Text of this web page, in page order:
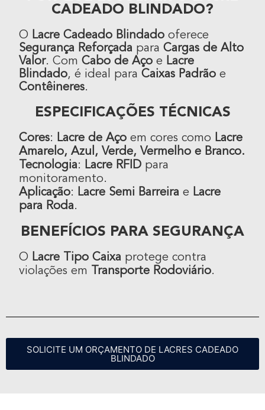
CADEADO BLINDADO?
O Lacre Cadeado Blindado oferece
Segurança Reforçada para Cargas de Alto
Valor. Com Cabo de Aço e Lacre
Blindado, é ideal para Caixas Padrão e
Contêineres.
ESPECIFICAÇÕES TÉCNICAS
Cores: Lacre de Aço em cores como Lacre
Amarelo, Azul, Verde, Vermelho e Branco.
Tecnologia: Lacre RFID para
monitoramento.
Aplicação: Lacre Semi Barreira e Lacre
para Roda.
BENEFÍCIOS PARA SEGURANÇA
O Lacre Tipo Caixa protege contra
violações em
Transporte Rodoviário.
SOLICITE UM ORÇAMENTO DE LACRES CADEADO
BLINDADO